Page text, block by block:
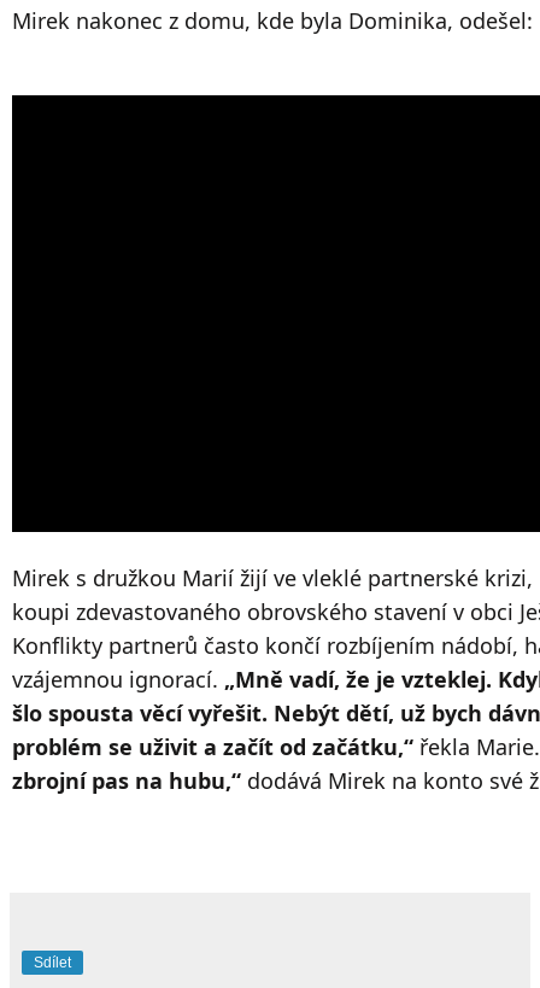
Mirek nakonec z domu, kde byla Dominika, odešel:
Mirek s družkou Marií žijí ve vleklé partnerské
koupi zdevastovaného obrovského stavení v obci
Konflikty partnerů často končí rozbíjením nádobí,
vzájemnou ignorací. „Mně vadí, že je vzteklej.
šlo spousta věcí vyřešit. Nebýt dětí, už bych
problém se uživit a začít od začátku,“ řekla
zbrojní pas na hubu,“ dodává Mirek na konto své
Sdílet